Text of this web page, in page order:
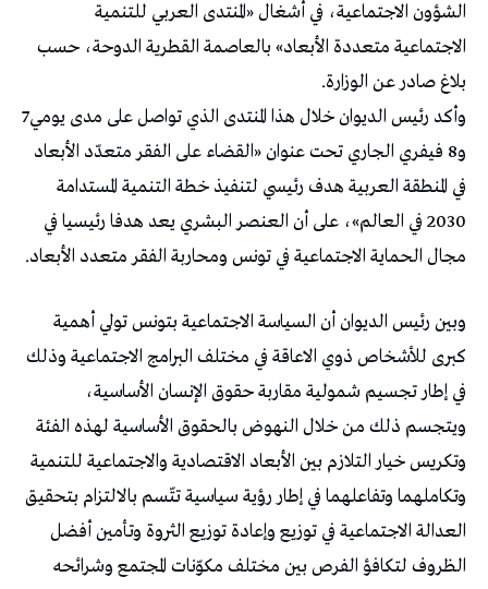
الشؤون الاجتماعية، في أشغال «المنتدى العربي للتنمية
الاجتماعية متعددة الأبعاد» بالعاصمة القطرية الدوحة، حسب
بلاغ صادر عن الوزارة.
وأكد رئيس الديوان خلال هذا المنتدى الذي تواصل على مدى يومي7
و8 فيفري الجاري تحت عنوان «القضاء على الفقر متعدّد الأبعاد
في المنطقة العربية هدف رئيسي لتنفيذ خطة التنمية المستدامة
2030 في العالم»، على أن العنصر البشري يعد هدفا رئيسيا في
مجال الحماية الاجتماعية في تونس ومحاربة الفقر متعدد الأبعاد.
وبين رئيس الديوان أن السياسة الاجتماعية بتونس تولي أهمية
كبرى للأشخاص ذوي الاعاقة في مختلف البرامج الاجتماعية وذلك
في إطار تجسيم شمولية مقاربة حقوق الإنسان الأساسية،
ويتجسم ذلك من خلال النهوض بالحقوق الأساسية لهذه الفئة
وتكريس خيار التلازم بين الأبعاد الاقتصادية والاجتماعية للتنمية
وتكاملهما وتفاعلهما في إطار رؤية سياسية تتّسم بالالتزام بتحقيق
العدالة الاجتماعية في توزيع وإعادة توزيع الثروة وتأمين أفضل
الظروف لتكافؤ الفرص بين مختلف مكوّنات المجتمع وشرائحه